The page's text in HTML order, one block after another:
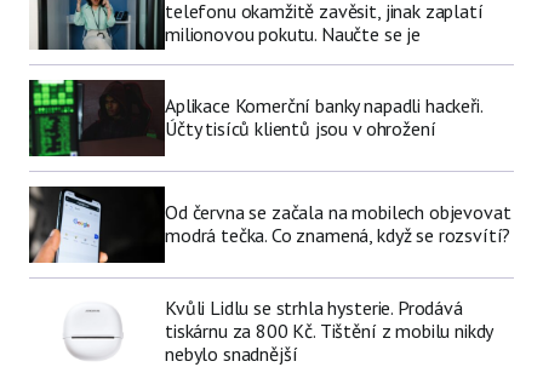
telefonu okamžitě zavěsit, jinak zaplatí
milionovou pokutu. Naučte se je
Aplikace Komerční banky napadli hackeři.
Účty tisíců klientů jsou v ohrožení
Od června se začala na mobilech objevovat
modrá tečka. Co znamená, když se rozsvítí?
Kvůli Lidlu se strhla hysterie. Prodává
tiskárnu za 800 Kč. Tištění z mobilu nikdy
nebylo snadnější